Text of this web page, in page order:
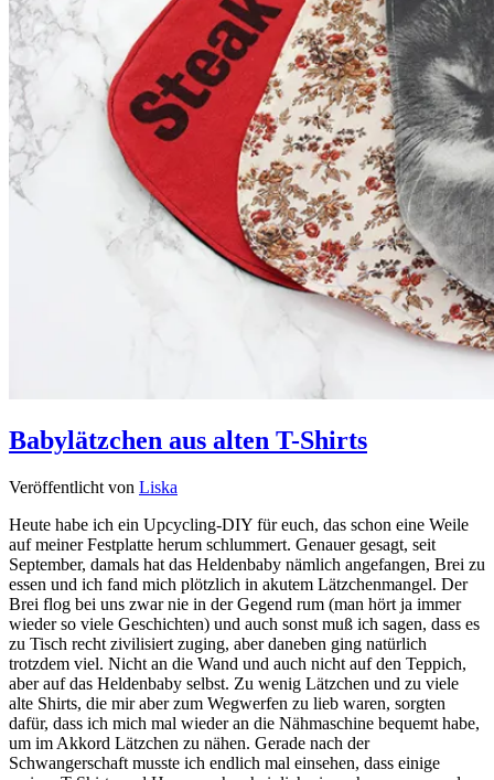
Babylätzchen aus alten T-Shirts
Veröffentlicht von Liska
Heute habe ich ein Upcycling-DIY für euch, das schon eine Weile
auf meiner Festplatte herum schlummert. Genauer gesagt, seit
September, damals hat das Heldenbaby nämlich angefangen, Brei zu
essen und ich fand mich plötzlich in akutem Lätzchenmangel. Der
Brei flog bei uns zwar nie in der Gegend rum (man hört ja immer
wieder so viele Geschichten) und auch sonst muß ich sagen, dass es
zu Tisch recht zivilisiert zuging, aber daneben ging natürlich
trotzdem viel. Nicht an die Wand und auch nicht auf den Teppich,
aber auf das Heldenbaby selbst. Zu wenig Lätzchen und zu viele
alte Shirts, die mir aber zum Wegwerfen zu lieb waren, sorgten
dafür, dass ich mich mal wieder an die Nähmaschine bequemt habe,
um im Akkord Lätzchen zu nähen. Gerade nach der
Schwangerschaft musste ich endlich mal einsehen, dass einige